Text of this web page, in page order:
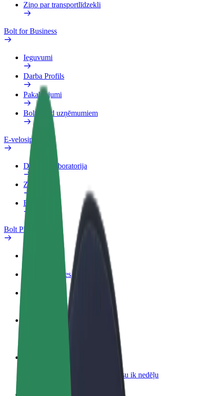
Ziņo par transportlīdzekli
Bolt for Business
Ieguvumi
Darba Profils
Pakalpojumi
Bolt Food uzņēmumiem
E-velosipēdi
Drošības laboratorija
Ziņot
BUJ
Bolt Plus
Kā pievienoties
Kļūsti par autovadītāju
Piegādā ēdienu un saņem izmaksu ik nedēļu